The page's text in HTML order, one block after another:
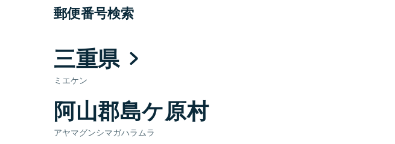
郵便番号検索
三重県
ミエケン
阿山郡島ケ原村
アヤマグンシマガハラムラ